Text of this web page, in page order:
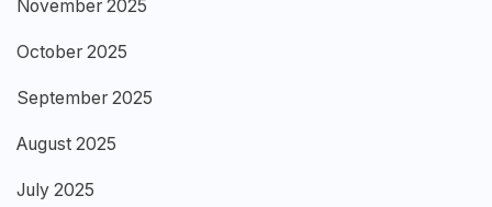
November 2025
October 2025
September 2025
August 2025
July 2025